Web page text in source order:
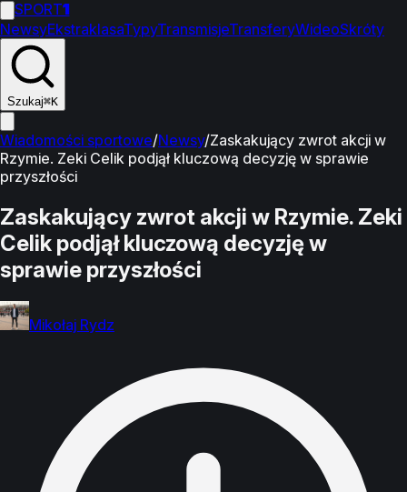
SPORT1
NewsyEkstraklasaTypyTransmisjeTransferyWideoSkróty
Szukaj⌘K
Wiadomości sportowe/Newsy/Zaskakujący zwrot akcji w
Rzymie. Zeki Celik podjął kluczową decyzję w sprawie
przyszłości
Zaskakujący zwrot akcji w Rzymie. Zeki
Celik podjął kluczową decyzję w
sprawie przyszłości
Mikołaj Rydz